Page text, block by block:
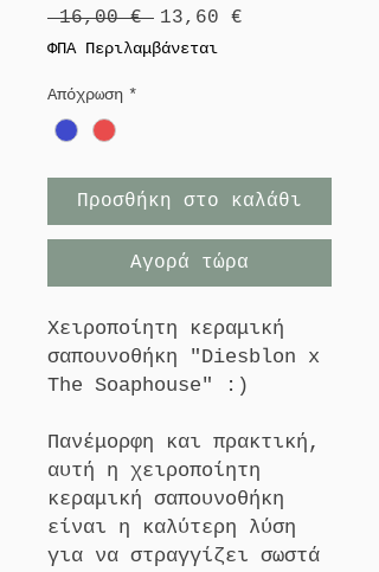
16,00 € Κανονική
τιμή
13,60 €
ΦΠΑ Περιλαμβάνεται
Απόχρωση *
Προσθήκη στο καλάθι
Αγορά τώρα
Χειροποίητη κεραμική
σαπουνοθήκη "Diesblon x
The Soaphouse" :)
Πανέμορφη και πρακτική,
αυτή η χειροποίητη
κεραμική σαπουνοθήκη
είναι η καλύτερη λύση
για να στραγγίζει σωστά